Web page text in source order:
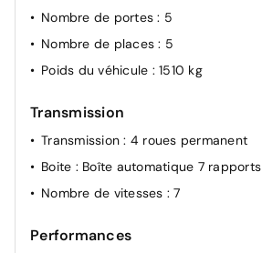
Nombre de portes: 5
Nombre de places: 5
Poids du véhicule : 1510 kg
Transmission
Transmission: 4 roues permanent
Boite : Boîte automatique 7 rapports
Nombre de vitesses : 7
Performances